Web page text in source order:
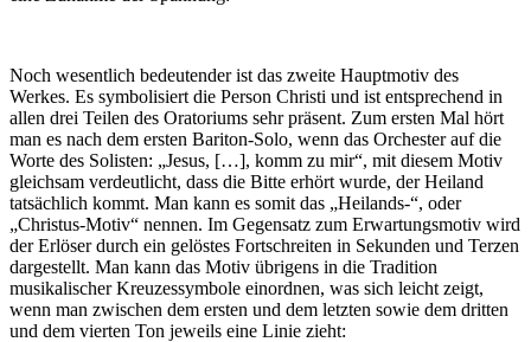
Noch wesentlich bedeutender ist das zweite Hauptmotiv des
Werkes. Es symbolisiert die Person Christi und ist entsprechend in
allen drei Teilen des Oratoriums sehr präsent. Zum ersten Mal hört
man es nach dem ersten Bariton-Solo, wenn das Orchester auf die
Worte des Solisten: „Jesus, […], komm zu mir“, mit diesem Motiv
gleichsam verdeutlicht, dass die Bitte erhört wurde, der Heiland
tatsächlich kommt. Man kann es somit das „Heilands-“, oder
„Christus-Motiv“ nennen. Im Gegensatz zum Erwartungsmotiv wird
der Erlöser durch ein gelöstes Fortschreiten in Sekunden und Terzen
dargestellt. Man kann das Motiv übrigens in die Tradition
musikalischer Kreuzessymbole einordnen, was sich leicht zeigt,
wenn man zwischen dem ersten und dem letzten sowie dem dritten
und dem vierten Ton jeweils eine Linie zieht: